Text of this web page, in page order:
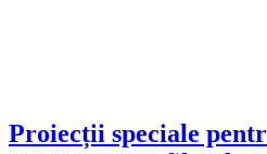
Proiecții speciale